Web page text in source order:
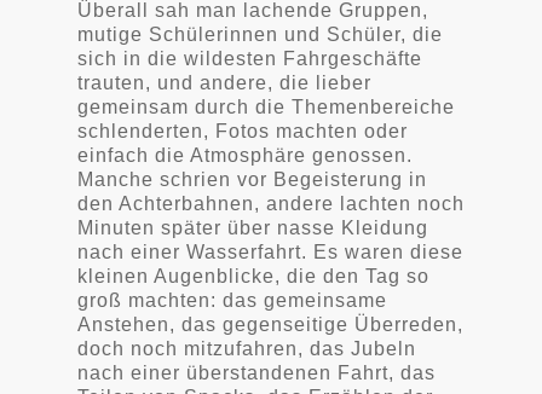
Überall sah man lachende Gruppen,
mutige Schülerinnen und Schüler, die
sich in die wildesten Fahrgeschäfte
trauten, und andere, die lieber
gemeinsam durch die Themenbereiche
schlenderten, Fotos machten oder
einfach die Atmosphäre genossen.
Manche schrien vor Begeisterung in
den Achterbahnen, andere lachten noch
Minuten später über nasse Kleidung
nach einer Wasserfahrt. Es waren diese
kleinen Augenblicke, die den Tag so
groß machten: das gemeinsame
Anstehen, das gegenseitige Überreden,
doch noch mitzufahren, das Jubeln
nach einer überstandenen Fahrt, das